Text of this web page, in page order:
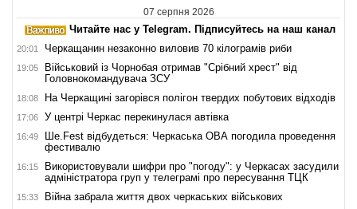
07 серпня 2026
Читайте нас у Telegram. Підписуйтесь на наш канал
20:01 Черкащанин незаконно виловив 70 кілограмів риби
19:05
Військовий із Чорнобая отримав "Срібний хрест" від
Головнокомандувача ЗСУ
18:08 На Черкащині загорівся полігон твердих побутових відходів
17:06 У центрі Черкас перекинулася автівка
16:49
Ше.Fest відбудеться: Черкаська ОВА погодила проведення
фестивалю
16:15
Використовували шифри про "погоду": у Черкасах засудили
адміністратора груп у телеграмі про пересування ТЦК
15:33 Війна забрала життя двох черкаських військових